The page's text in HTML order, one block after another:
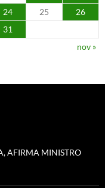
24 25
26
31
nov »
AFIRMA MINISTRO